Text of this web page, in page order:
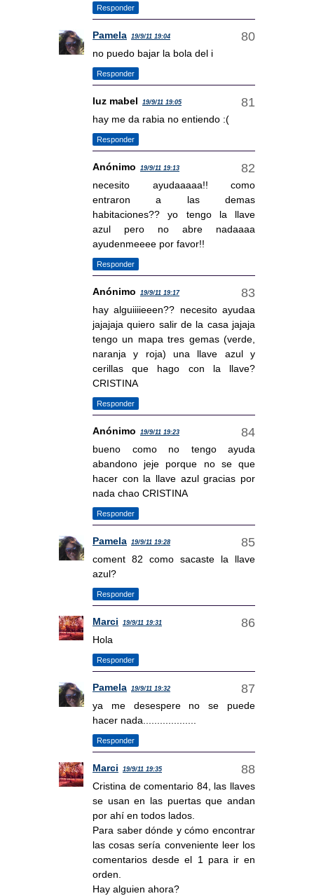
Responder
Pamela 19/9/11 19:04
no puedo bajar la bola del i
Responder
luz mabel 19/9/11 19:05
hay me da rabia no entiendo :(
Responder
Anónimo 19/9/11 19:13
necesito ayudaaaaa!! como
entraron a las demas
habitaciones?? yo tengo la llave
azul pero no abre nadaaaa
ayudenmeeee por favor!!
Responder
Anónimo 19/9/11 19:17
hay alguiiiieeen?? necesito ayudaa
jajajaja quiero salir de la casa jajaja
tengo un mapa tres gemas (verde,
naranja y roja) una llave azul y
cerillas que hago con la llave?
CRISTINA
Responder
Anónimo 19/9/11 19:23
bueno como no tengo ayuda
abandono jeje porque no se que
hacer con la llave azul gracias por
nada chao CRISTINA
Responder
Pamela 19/9/11 19:28
coment 82 como sacaste la llave
azul?
Responder
Marci 19/9/11 19:31
Hola
Responder
Pamela 19/9/11 19:32
ya me desespere no se puede
hacer nada...................
Responder
Marci 19/9/11 19:35
Cristina de comentario 84, las llaves
se usan en las puertas que andan
por ahí en todos lados.
Para saber dónde y cómo encontrar
las cosas sería conveniente leer los
comentarios desde el 1 para ir en
orden.
Hay alguien ahora?